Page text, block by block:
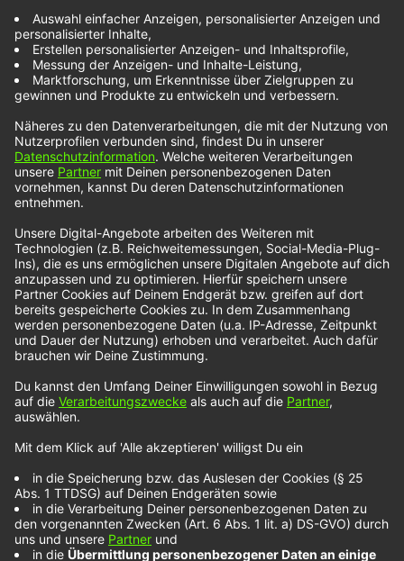
Während der Pandemie hat auch Bryan Adams
gelegentlich schon mal den Optimismus verloren
und gedacht, ob er jemals wieder vor Publikum
die neue Single „Never Gonna Rain“ entstanden,
deren Text sehr optimistisch ist und dafür sorgen
soll, dass wir alle den Optimismus nicht verlieren.
Viele seiner Songs auf dem bevorstehenden neuen
Album „So Happy It Hurts“ hatte Bryan Adams
schon mindestens als Idee zu Beginn der
Pandemie fertig in der Tasche, so dass er in den
ruhigen Corona-Monaten viel Zeit für das
Ausfeilen der Lieder hatte. Doch auch für seine
zweite Profession, das Fotografieren, hatte Bryan
der Pirelli-Kalender 2022 entstanden, den Bryan
Adams fotografieren durfte. Und auf seiner Liste
mit begehrten Fotomotiven stehen noch jede